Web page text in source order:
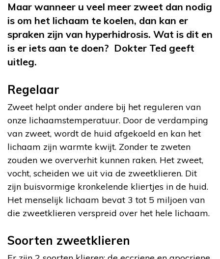
Maar wanneer u veel meer zweet dan nodig
is om het lichaam te koelen, dan kan er
spraken zijn van hyperhidrosis. Wat is dit en
is er iets aan te doen? Dokter Ted geeft
uitleg.
Regelaar
Zweet helpt onder andere bij het reguleren van
onze lichaamstemperatuur. Door de verdamping
van zweet, wordt de huid afgekoeld en kan het
lichaam zijn warmte kwijt. Zonder te zweten
zouden we oververhit kunnen raken. Het zweet,
vocht, scheiden we uit via de zweetklieren. Dit
zijn buisvormige kronkelende kliertjes in de huid.
Het menselijk lichaam bevat 3 tot 5 miljoen van
die zweetklieren verspreid over het hele lichaam.
Soorten zweetklieren